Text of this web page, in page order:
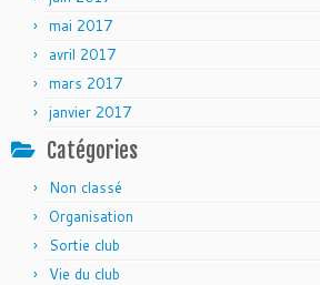
mai 2017
avril 2017
mars 2017
janvier 2017
Catégories
Non classé
Organisation
Sortie club
Vie du club